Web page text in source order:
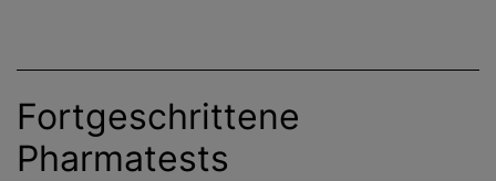
Fortgeschrittene
Pharmatests